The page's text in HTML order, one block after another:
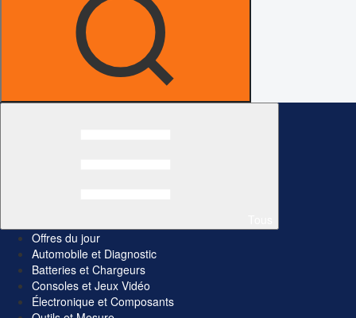
Offres du jour
Automobile et Diagnostic
Batteries et Chargeurs
Consoles et Jeux Vidéo
Électronique et Composants